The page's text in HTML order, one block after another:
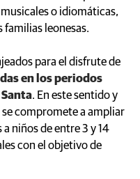
o idiomáticas,
familias leonesas.
para el disfrute de
en los periodos
. En este sentido y
compromete a ampliar
niños de entre 3 y 14
con el objetivo de